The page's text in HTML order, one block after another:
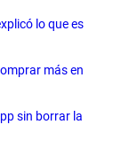
lo que es
más en
sin borrar la